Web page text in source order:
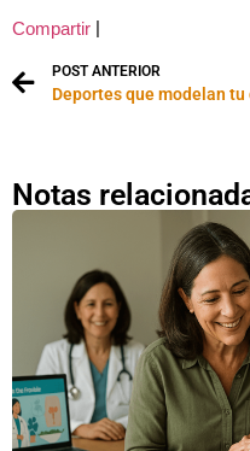
Compartir |
POST ANTERIOR
Notas